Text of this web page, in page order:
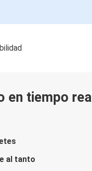
en tiempo real
al tanto